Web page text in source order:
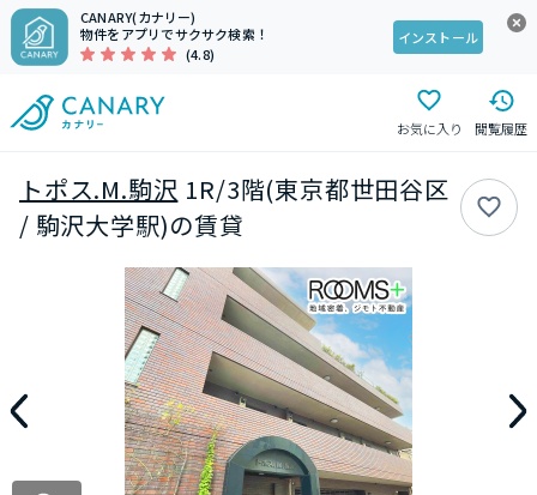
CANARY(カナリー)
物件をアプリでサクサク検索！
(4.8)
インストール
お気に入り 閲覧履歴
トポス.M.駒沢 1R/3階(東京都世田谷区
/ 駒沢大学駅)の賃貸